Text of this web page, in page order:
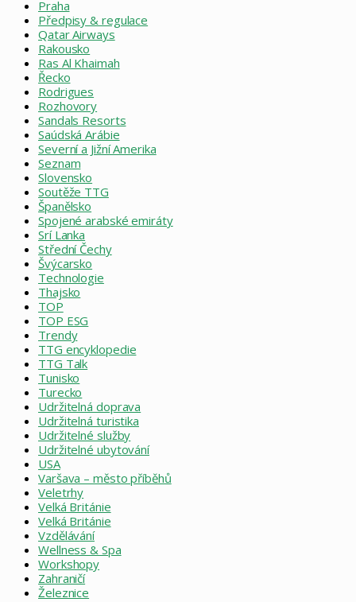
Praha
Předpisy & regulace
Qatar Airways
Rakousko
Ras Al Khaimah
Řecko
Rodrigues
Rozhovory
Sandals Resorts
Saúdská Arábie
Severní a Jižní Amerika
Seznam
Slovensko
Soutěže TTG
Španělsko
Spojené arabské emiráty
Srí Lanka
Střední Čechy
Švýcarsko
Technologie
Thajsko
TOP
TOP ESG
Trendy
TTG encyklopedie
TTG Talk
Tunisko
Turecko
Udržitelná doprava
Udržitelná turistika
Udržitelné služby
Udržitelné ubytování
USA
Varšava – město příběhů
Veletrhy
Velká Británie
Velká Británie
Vzdělávání
Wellness & Spa
Workshopy
Zahraničí
Železnice